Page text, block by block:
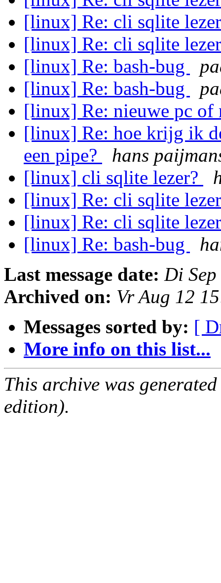
[linux] Re: cli sqlite
[linux] Re: cli sqlite
[linux] Re: bash-bug
[linux] Re: bash-bug
[linux] Re: nieuwe pc of
[linux] Re: hoe krijg ik
een pipe?
hans
[linux] cli sqlite lezer?
[linux] Re: cli sqlite
[linux] Re: cli sqlite
[linux] Re: bash-bug
Last message date: Di
Archived on: Vr Aug 12
Messages sorted by: [
More info on this list...
This archive was
edition).